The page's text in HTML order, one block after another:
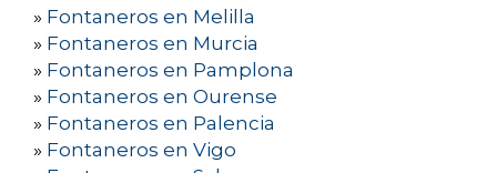
» Fontaneros en Melilla
» Fontaneros en Murcia
» Fontaneros en Pamplona
» Fontaneros en Ourense
» Fontaneros en Palencia
» Fontaneros en Vigo